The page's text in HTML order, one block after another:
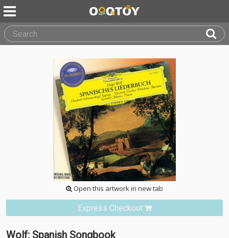
Open this artwork in new tab
Express Checkout
Wolf: Spanish Songbook